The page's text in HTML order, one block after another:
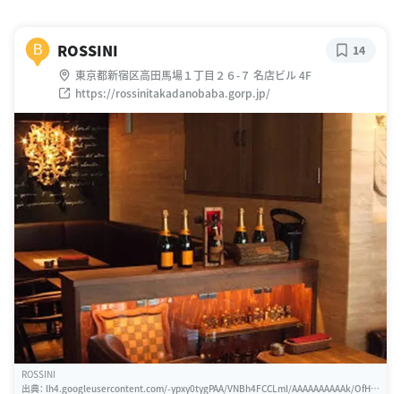
B ROSSINI
東京都新宿区高田馬場１丁目２６-７ 名店ビル 4F
https://rossinitakadanobaba.gorp.jp/
14
ROSSINI
出典： lh4.googleusercontent.com/-ypxy0tygPAA/VNBh4FCCLmI/AAAAAAAAAAk/OfH8